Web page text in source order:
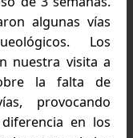
grados de
y forma de